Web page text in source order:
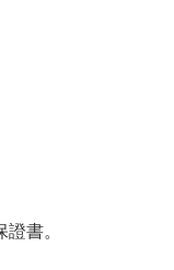
書。